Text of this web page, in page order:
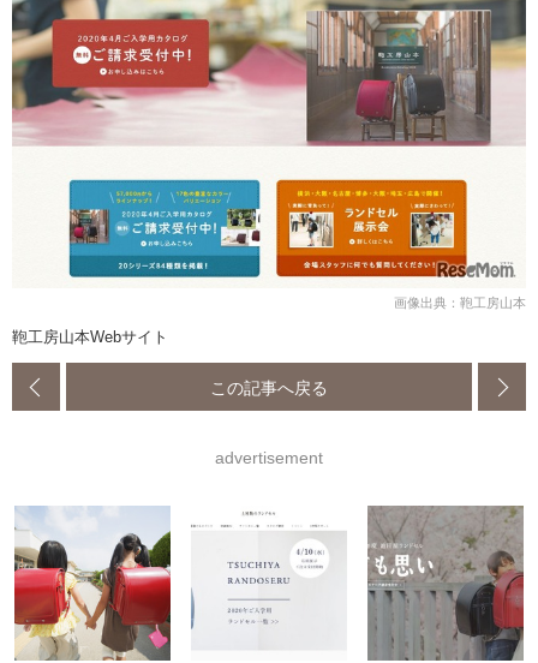
画像出典：鞄工房山本
鞄工房山本Webサイト
この記事へ戻る
advertisement